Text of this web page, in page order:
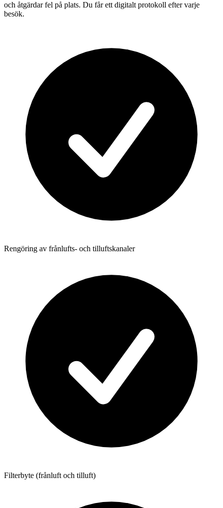
och åtgärdar fel på plats. Du får ett digitalt protokoll efter varje
besök.
Rengöring av frånlufts- och tilluftskanaler
Filterbyte (frånluft och tilluft)